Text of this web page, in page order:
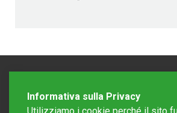
Informativa sulla Privacy